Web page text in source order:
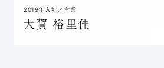
2019年入社／営業
大賀 裕里佳